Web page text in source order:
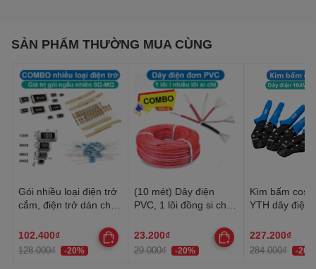
SẢN PHẨM THƯỜNG MUA CÙNG
Gói nhiều loại điện trở
cắm, điện trở dán cho
102.400₫
128.000₫ -20%
(10 mét) Dây điện
PVC, 1 lõi đồng si chì,
22AWG
23.200₫
29.000₫ -20%
Kìm bấm cos
YTH dây điện
227.200₫
284.000₫ -20%